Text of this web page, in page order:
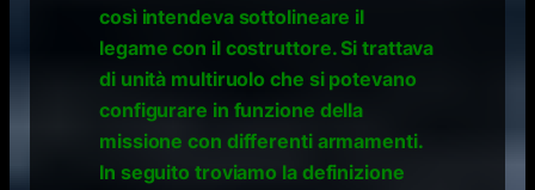
così intendeva sottolineare il
legame con il costruttore. Si trattava
di unità multiruolo che si potevano
configurare in funzione della
missione con differenti armamenti.
In seguito troviamo la definizione